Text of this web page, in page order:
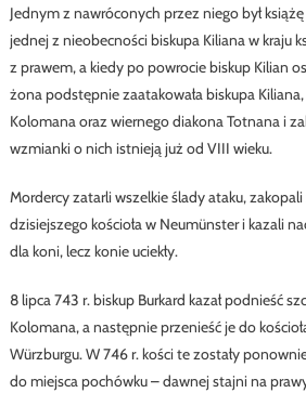
Jednym z nawróconych przez niego był
jednej z nieobecności biskupa Kiliana w kraju
z prawem, a kiedy po powrocie biskup Kilian
żona podstępnie zaatakowała biskupa
Kolomana oraz wiernego diakona Totnana i
wzmianki o nich istnieją już od VIII wieku.
Mordercy zatarli wszelkie ślady ataku, zakopali
dzisiejszego kościoła w Neumünster i kazali
dla koni, lecz konie uciekły.
8 lipca 743 r. biskup Burkard kazał podnieść
Kolomana, a następnie przenieść je do
Würzburgu. W 746 r. kości te zostały
do miejsca pochówku – dawnej stajni na